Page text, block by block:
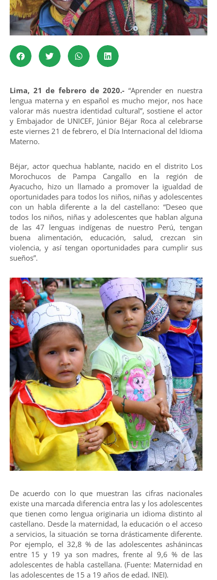
Lima, 21 de febrero de 2020.- “Aprender en nuestra
lengua materna y en español es mucho mejor, nos hace
valorar más nuestra identidad cultural”, sostiene el actor
y Embajador de UNICEF, Júnior Béjar Roca al celebrarse
este viernes 21 de febrero, el Día Internacional del Idioma
Materno.
Béjar, actor quechua hablante, nacido en el distrito Los
Morochucos de Pampa Cangallo en la región de
Ayacucho, hizo un llamado a promover la igualdad de
oportunidades para todos los niños, niñas y adolescentes
con un habla diferente a la del castellano: “Deseo que
todos los niños, niñas y adolescentes que hablan alguna
de las 47 lenguas indígenas de nuestro Perú, tengan
buena alimentación, educación, salud, crezcan sin
violencia, y así tengan oportunidades para cumplir sus
sueños”.
De acuerdo con lo que muestran las cifras nacionales
existe una marcada diferencia entra las y los adolescentes
que tienen como lengua originaria un idioma distinto al
castellano. Desde la maternidad, la educación o el acceso
a servicios, la situación se torna drásticamente diferente.
Por ejemplo, el 32,8 % de las adolescentes ashánincas
entre 15 y 19 ya son madres, frente al 9,6 % de las
adolescentes de habla castellana. (Fuente: Maternidad en
las adolescentes de 15 a 19 años de edad. INEI).